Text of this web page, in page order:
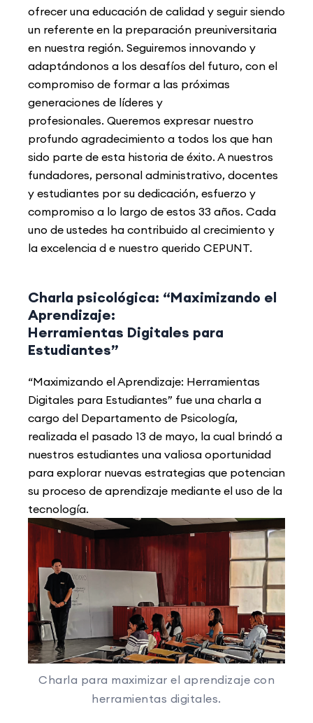
ofrecer una educación de calidad y seguir siendo
un referente en la preparación preuniversitaria
en nuestra región. Seguiremos innovando y
adaptándonos a los desafíos del futuro, con el
compromiso de formar a las próximas
generaciones de líderes y
profesionales. Queremos expresar nuestro
profundo agradecimiento a todos los que han
sido parte de esta historia de éxito. A nuestros
fundadores, personal administrativo, docentes
y estudiantes por su dedicación, esfuerzo y
compromiso a lo largo de estos 33 años. Cada
uno de ustedes ha contribuido al crecimiento y
la excelencia d e nuestro querido CEPUNT.
Charla psicológica: “Maximizando el
Aprendizaje:
Herramientas Digitales para
Estudiantes”
“Maximizando el Aprendizaje: Herramientas
Digitales para Estudiantes” fue una charla a
cargo del Departamento de Psicología,
realizada el pasado 13 de mayo, la cual brindó a
nuestros estudiantes una valiosa oportunidad
para explorar nuevas estrategias que potencian
su proceso de aprendizaje mediante el uso de la
tecnología.
Charla para maximizar el aprendizaje con
herramientas digitales.